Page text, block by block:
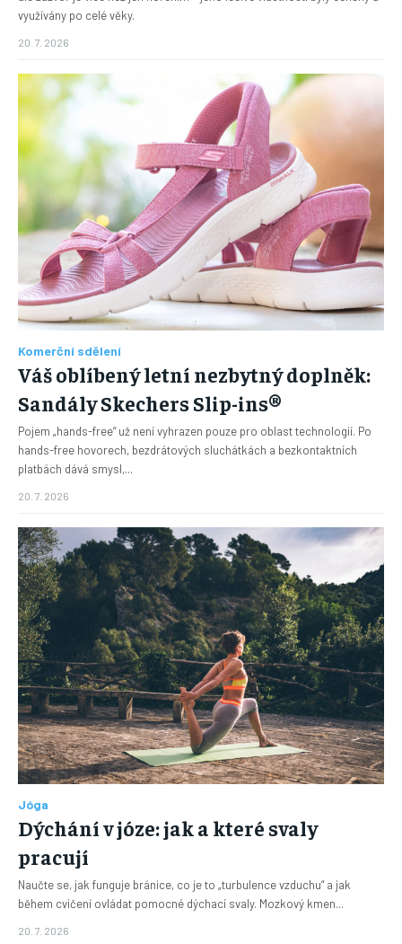
využívány po celé věky.
20. 7. 2026
Komerční sdělení
Váš oblíbený letní nezbytný doplněk:
Sandály Skechers Slip-ins®
Pojem „hands-free“ už není vyhrazen pouze pro oblast technologií. Po
hands-free hovorech, bezdrátových sluchátkách a bezkontaktních
platbách dává smysl,...
20. 7. 2026
Jóga
Dýchání v józe: jak a které svaly
pracují
Naučte se, jak funguje bránice, co je to „turbulence vzduchu“ a jak
během cvičení ovládat pomocné dýchací svaly. Mozkový kmen...
20. 7. 2026